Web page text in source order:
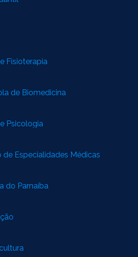
Fisioterapia
de Biomedicina
Psicologia
de Especialidades Médicas
do Parnaíba